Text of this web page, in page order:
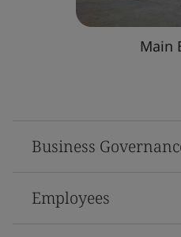
Main
Business
Employees